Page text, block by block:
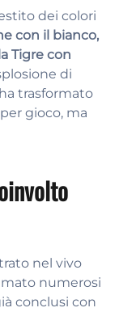
dei colori
con il bianco,
Tigre con
di
trasformato
gioco, ma
nel vivo
numerosi
conclusi con